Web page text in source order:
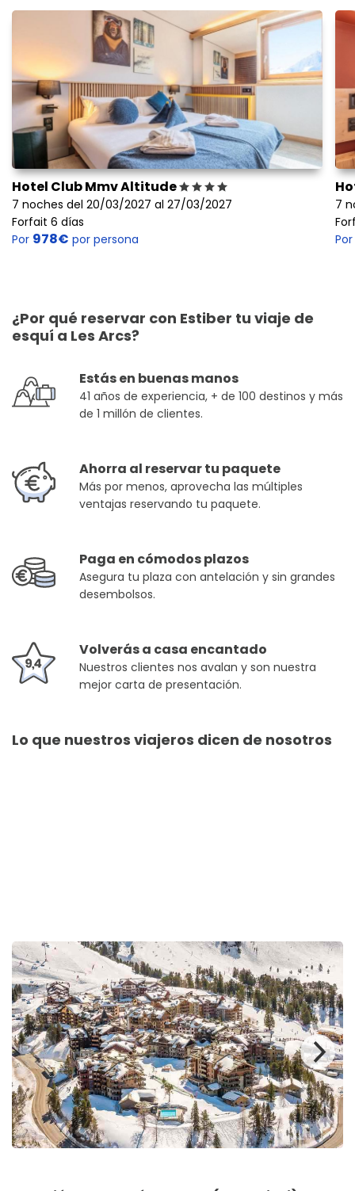
Hotel Club Mmv Altitude
7 noches del 20/03/2027 al 27/03/2027
Forfait 6 días
Por 978€ por persona
7
Por
¿Por qué reservar con Estiber tu viaje de
esquí a Les Arcs?
Estás en buenas manos
41 años de experiencia, + de 100 destinos y más
de 1 millón de clientes.
Ahorra al reservar tu paquete
Más por menos, aprovecha las múltiples
ventajas reservando tu paquete.
Paga en cómodos plazos
Asegura tu plaza con antelación y sin grandes
desembolsos.
Volverás a casa encantado
Nuestros clientes nos avalan y son nuestra
mejor carta de presentación.
Lo que nuestros viajeros dicen de nosotros